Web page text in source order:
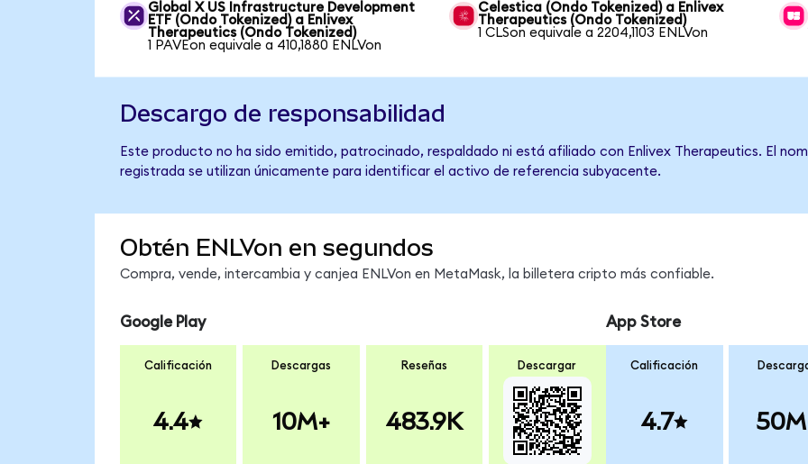
Global X US Infrastructure Development
ETF (Ondo Tokenized) a Enlivex
Therapeutics (Ondo Tokenized)
1 PAVEon equivale a 410,1880 ENLVon
Celestica (Ondo Tokenized) a Enlivex
Therapeutics (Ondo Tokenized)
1 CLSon equivale a 2204,1103 ENLVon
Descargo de responsabilidad
Este producto no ha sido emitido, patrocinado, respaldado ni está afiliado con Enlivex Therapeutics. El
registrada se utilizan únicamente para identificar el activo de referencia subyacente.
Obtén ENLVon en segundos
Compra, vende, intercambia y canjea ENLVon en MetaMask, la billetera cripto más confiable.
Google Play
Calificación
4.4
Descargas
10M+
Reseñas
483.9K
Descargar
App Store
Calificación
4.7